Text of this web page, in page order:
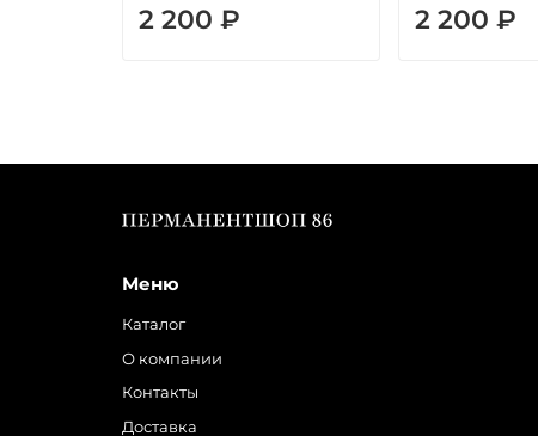
2 200 ₽ 2 200 ₽
Меню
Каталог
О компании
Контакты
Доставка